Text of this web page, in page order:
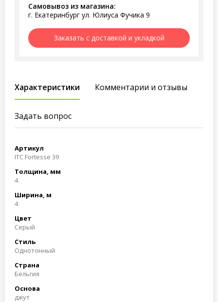
Самовывоз из магазина:
г. Екатеринбург ул. Юлиуса Фучика 9
Заказать с доставкой и укладкой
Характеристики Комментарии и отзывы
Задать вопрос
Артикул
ITC Fortesse 39
Толщина, мм
4
Ширина, м
4
Цвет
Серый
Стиль
Однотонный
Страна
Бельгия
Основа
джут